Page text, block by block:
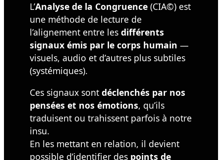
L’Analyse de la Congruence(CIA©) est
une méthode de lecture de
l’alignement entre lesdifférents
signaux émis par le corps humain —
visuels, audio et d’autres plus subtiles
(systémiques).
Ces signaux sontdéclenchés par nos
pensées et nos émotions, qu’ils
traduisent ou trahissent parfois à notre
insu.
En les mettant en relation, il devient
possible d’identifier des points de